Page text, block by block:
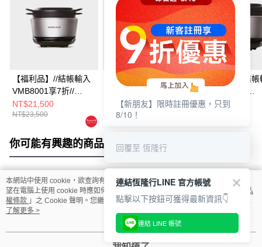
【福利品】//結帳輸入
VMB8001享7折//
Vermicular MINI IH 琺
瑯電子鑄鐵鍋 (飛魚銀)
NT$21,500
NT$23,500
【福利品】//結帳輸入
VMB8001享7折//
Vermicular MINI IH 琺
瑯電子鑄鐵鍋 (飛魚銀)
NT$21,500
NT$23,500
【福利品】//結帳
VMB8001享7
折//Vermicular
NT$28,500
你可能有興趣的商品 全站排行
熱門標籤
本網站中使用 cookie，欲查詢有關本網站使用 cookie 方式之詳情，及若您不希
望在電腦上使用 cookie 時應如何變更電腦的 cookie 設定，請參閱本網站「
隱私
權條款 」之 Cookie 聲明。您繼續使用本網站即表示您同意本公司得按本網站使
用條款之 Cookie 聲明使用 cookie。
了解更多 >
【新朋友】限時註冊優惠，只到
8/10！
回覆至 恆隆行
連結恆隆行LINE 官方帳號
點擊以下按鈕可獲得最新資訊👇
連結 LINE 帳號